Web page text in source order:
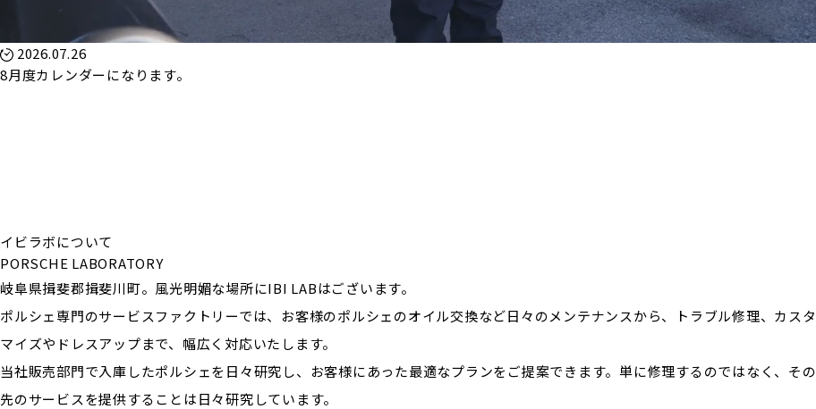
2026.07.26
8月度カレンダーになります。
イビラボについて
PORSCHE LABORATORY
岐阜県揖斐郡揖斐川町。風光明媚な場所にIBI LABはございます。
ポルシェ専門のサービスファクトリーでは、お客様のポルシェのオイル交換など日々のメンテナンスから、トラブル修理、カスタ
マイズやドレスアップまで、幅広く対応いたします。
当社販売部門で入庫したポルシェを日々研究し、お客様にあった最適なプランをご提案できます。単に修理するのではなく、その
先のサービスを提供することは日々研究しています。